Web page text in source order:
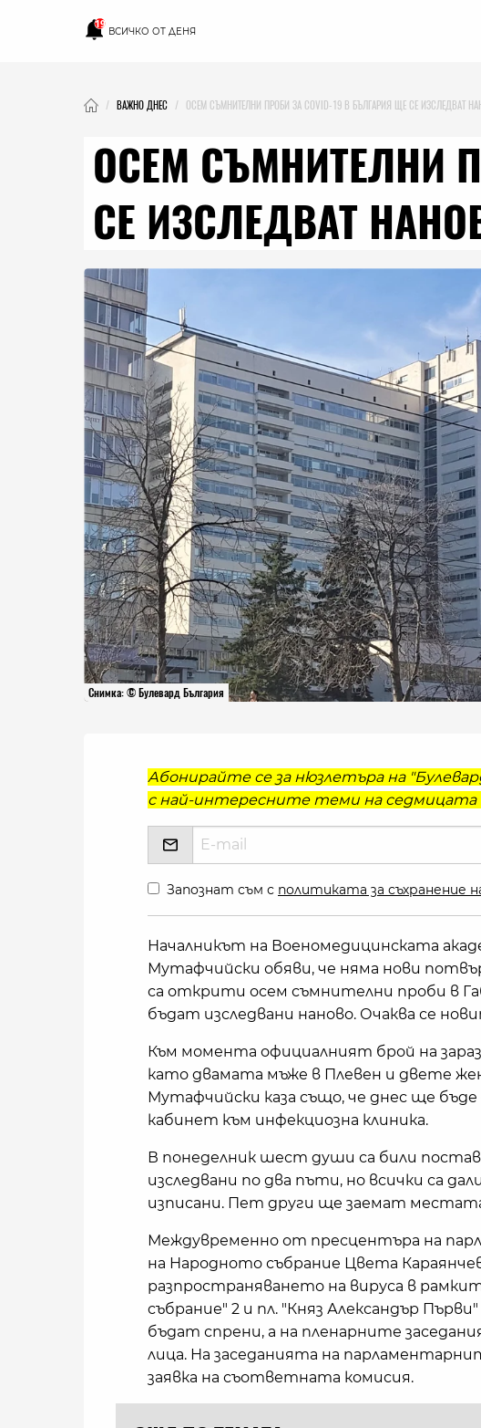
19
ВСИЧКО ОТ ДЕНЯ
ВАЖНО ДНЕС ОСЕМ СЪМНИТЕЛНИ ПРОБИ ЗА COVID-19 В БЪЛГАРИЯ ЩЕ СЕ ИЗСЛЕДВАТ
ОСЕМ СЪМНИТЕЛНИ
СЕ ИЗСЛЕДВАТ
Снимка: © Булевард България
Абонирайте се за нюзлетъра на
с най-интересните теми на седмицата
Запознат съм с политиката за съхранение
Началникът на Военомедицинската
Мутафчийски обяви, че няма нови
са открити осем съмнителни проби в
бъдат изследвани наново. Очаква се
Към момента официалният брой на
като двамата мъже в Плевен и двете
Мутафчийски каза също, че днес ще
кабинет към инфекциозна клиника.
В понеделник шест души са били
изследвани по два пъти, но всички са
изписани. Пет други ще заемат
Междувременно от пресцентъра на
на Народното събрание Цвета
разпространяването на вируса в
събрание" 2 и пл. "Княз Александър
бъдат спрени, а на пленарните
лица. На заседанията на
заявка на съответната комисия.